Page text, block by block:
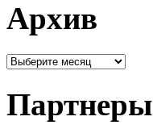
Архив
Партнеры